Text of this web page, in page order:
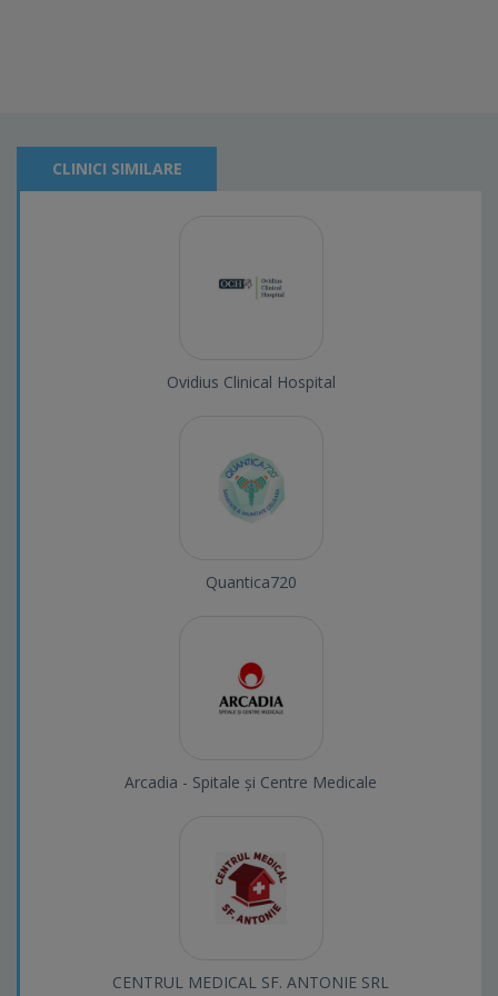
CLINICI SIMILARE
Ovidius Clinical Hospital
Quantica720
Arcadia - Spitale și Centre Medicale
CENTRUL MEDICAL SF. ANTONIE SRL